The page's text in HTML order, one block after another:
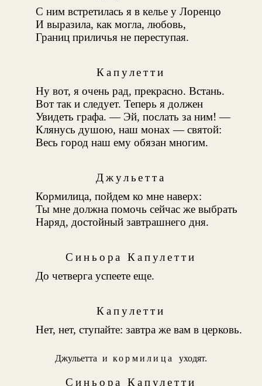
С ним встретилась я в келье у Лоренцо
И выразила, как могла, любовь,
Границ приличья не переступая.
Капулетти
Ну вот, я очень рад, прекрасно. Встань.
Вот так и следует. Теперь я должен
Увидеть графа. — Эй, послать за ним! —
Клянусь душою, наш монах — святой:
Весь город наш ему обязан многим.
Джульетта
Кормилица, пойдем ко мне наверх:
Ты мне должна помочь сейчас же выбрать
Наряд, достойный завтрашнего дня.
Синьора Капулетти
До четверга успеете еще.
Капулетти
Нет, нет, ступайте: завтра же вам в церковь.
Джульетта и кормилица уходят.
Синьора Капулетти